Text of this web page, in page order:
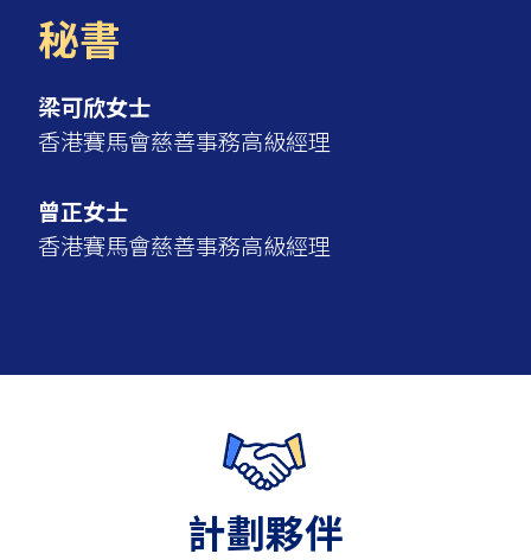
秘書
梁可欣女士
香港賽馬會慈善事務高級經理
曾正女士
香港賽馬會慈善事務高級經理
計劃夥伴